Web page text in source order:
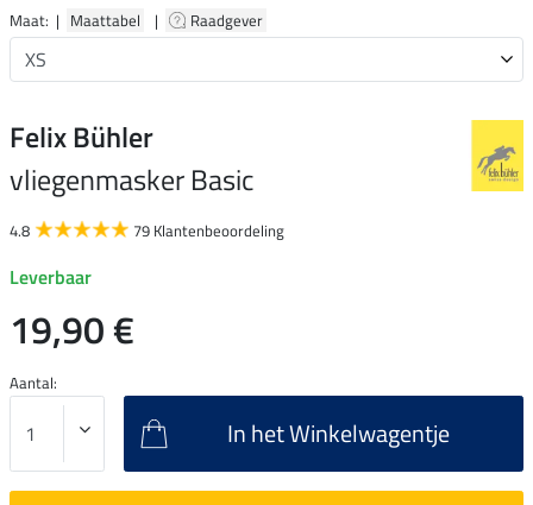
Maat: | Maattabel | Raadgever
Felix Bühler
vliegenmasker Basic
4.8 79 Klantenbeoordeling
Leverbaar
19,90 €
Aantal:
In het Winkelwagentje